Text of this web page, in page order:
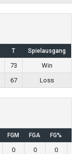
T Spielausgang
73
Win
67 Loss
FGM FGA FG%
0 0 0